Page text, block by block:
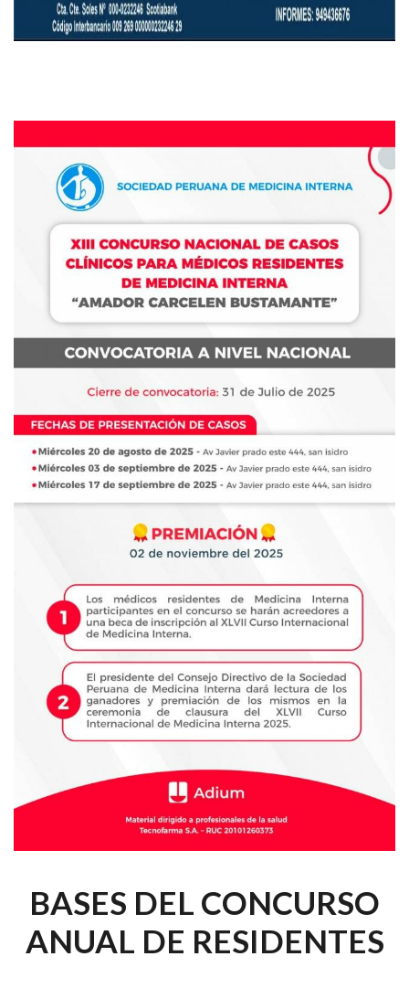
BASES DEL CONCURSO
ANUAL DE RESIDENTES